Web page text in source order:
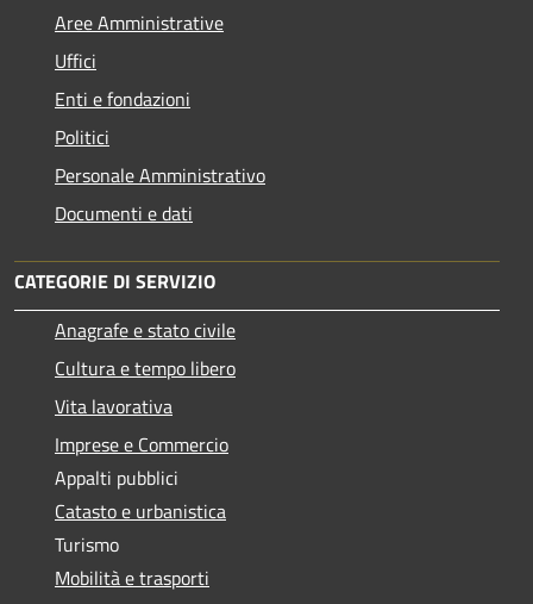
Aree Amministrative
Uffici
Enti e fondazioni
Politici
Personale Amministrativo
Documenti e dati
CATEGORIE DI SERVIZIO
Anagrafe e stato civile
Cultura e tempo libero
Vita lavorativa
Imprese e Commercio
Appalti pubblici
Catasto e urbanistica
Turismo
Mobilità e trasporti